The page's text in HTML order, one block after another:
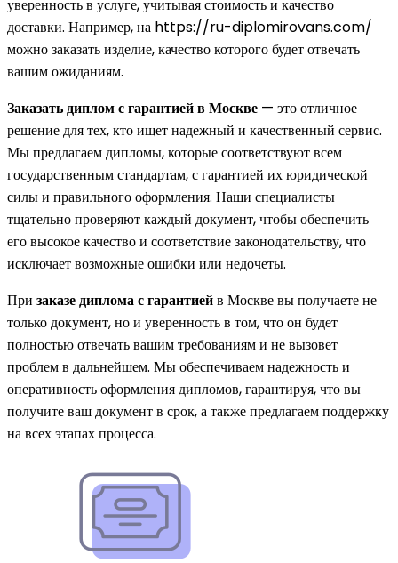
уверенность в услуге, учитывая стоимость и качество
доставки. Например, на https://ru-diplomirovans.com/
можно заказать изделие, качество которого будет отвечать
вашим ожиданиям.
Заказать диплом с гарантией в Москве — это отличное
решение для тех, кто ищет надежный и качественный сервис.
Мы предлагаем дипломы, которые соответствуют всем
государственным стандартам, с гарантией их юридической
силы и правильного оформления. Наши специалисты
тщательно проверяют каждый документ, чтобы обеспечить
его высокое качество и соответствие законодательству, что
исключает возможные ошибки или недочеты.
При заказе диплома с гарантиейв Москве вы получаете не
только документ, но и уверенность в том, что он будет
полностью отвечать вашим требованиям и не вызовет
проблем в дальнейшем. Мы обеспечиваем надежность и
оперативность оформления дипломов, гарантируя, что вы
получите ваш документ в срок, а также предлагаем поддержку
на всех этапах процесса.